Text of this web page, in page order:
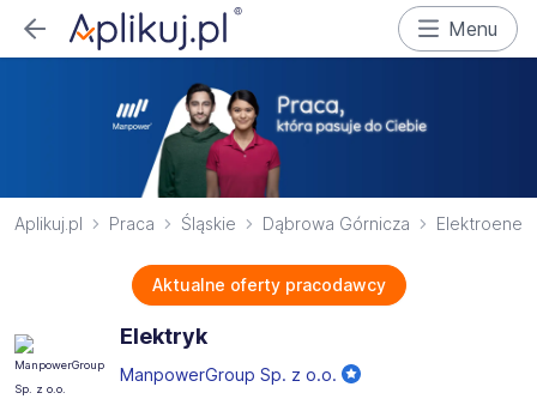
Menu
Aplikuj.pl Praca Śląskie Dąbrowa Górnicza
Aktualne oferty pracodawcy
Elektryk
ManpowerGroup Sp. z o.o.